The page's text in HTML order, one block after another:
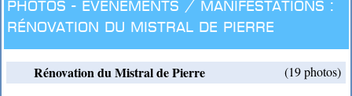
Photos - Evénements / manifestations :
Rénovation du Mistral de Pierre
Rénovation du Mistral de Pierre (19 photos)